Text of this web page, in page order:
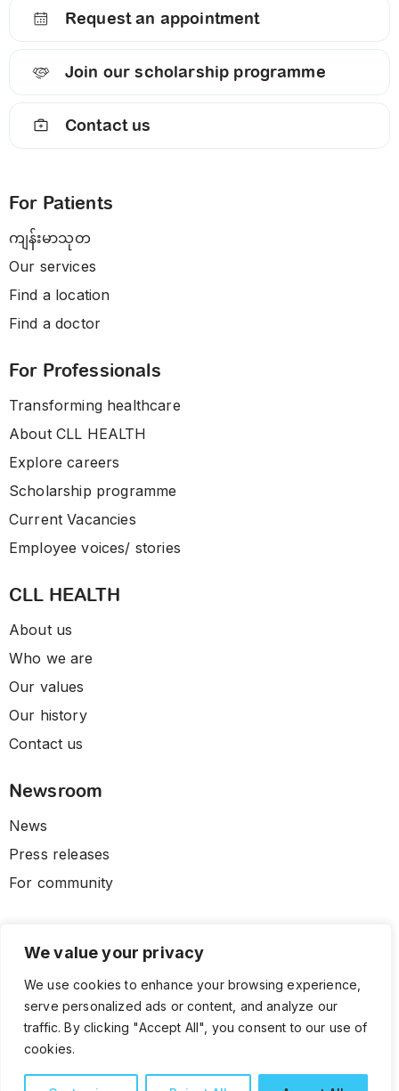
We value your privacy
We use cookies to enhance your browsing experience,
serve personalized ads or content, and analyze our
traffic. By clicking "Accept All", you consent to our use of
cookies.
Request an appointment
Join our scholarship programme
Contact us
For Patients
ကျန်းမာသုတ
Our services
Find a location
Find a doctor
For Professionals
Transforming healthcare
About CLL HEALTH
Explore careers
Scholarship programme
Current Vacancies
Employee voices/ stories
CLL HEALTH
About us
Who we are
Our values
Our history
Contact us
Newsroom
News
Press releases
For community
© 2026 CLL HEALTH. All Rights Reserved.
Terms and Conditions
Privacy Policy